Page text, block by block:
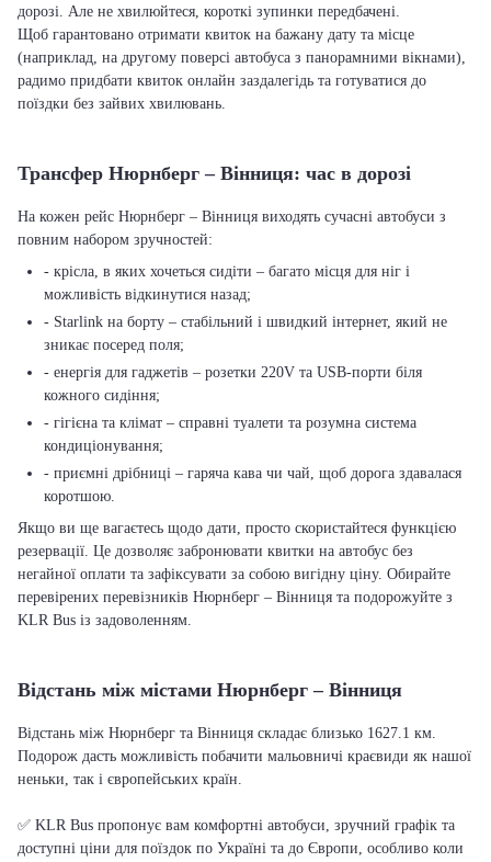
дорозі. Але не хвилюйтеся, короткі зупинки передбачені.
Щоб гарантовано отримати квиток на бажану дату та місце
(наприклад, на другому поверсі автобуса з панорамними вікнами),
радимо придбати квиток онлайн заздалегідь та готуватися до
поїздки без зайвих хвилювань.
Трансфер Нюрнберг – Вінниця: час в дорозі
На кожен рейс Нюрнберг – Вінниця виходять сучасні автобуси з
повним набором зручностей:
- крісла, в яких хочеться сидіти – багато місця для ніг і
можливість відкинутися назад;
- Starlink на борту – стабільний і швидкий інтернет, який не
зникає посеред поля;
- енергія для гаджетів – розетки 220V та USB-порти біля
кожного сидіння;
- гігієна та клімат – справні туалети та розумна система
кондиціонування;
- приємні дрібниці – гаряча кава чи чай, щоб дорога здавалася
коротшою.
Якщо ви ще вагаєтесь щодо дати, просто скористайтеся функцією
резервації. Це дозволяє забронювати квитки на автобус без
негайної оплати та зафіксувати за собою вигідну ціну. Обирайте
перевірених перевізників Нюрнберг – Вінниця та подорожуйте з
KLR Bus із задоволенням.
Відстань між містами Нюрнберг – Вінниця
Відстань між Нюрнберг та Вінниця складає близько 1627.1 км.
Подорож дасть можливість побачити мальовничі краєвиди як нашої
неньки, так і європейських країн.
✅ KLR Bus пропонує вам комфортні автобуси, зручний графік та
доступні ціни для поїздок по Україні та до Європи, особливо коли